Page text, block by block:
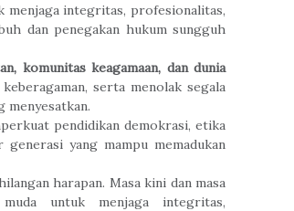
menjaga integritas, profesionalitas,
dan penegakan hukum sungguh
komunitas keagamaan, dan dunia
serta menolak segala
menyesatkan.
pendidikan demokrasi, etika
yang mampu memadukan
harapan. Masa kini dan masa
untuk menjaga integritas,